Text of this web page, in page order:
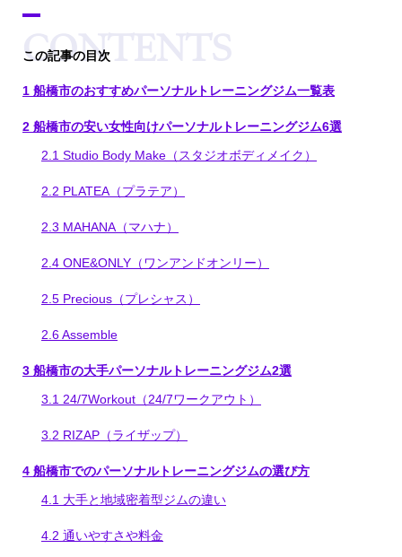
この記事の目次
]1 船橋市のおすすめパーソナルトレーニングジム一覧表
2 船橋市の安い女性向けパーソナルトレーニングジム6選
2.1 Studio Body Make（スタジオボディメイク）
2.2 PLATEA（プラテア）
2.3 MAHANA（マハナ）
2.4 ONE&ONLY（ワンアンドオンリー）
2.5 Precious（プレシャス）
2.6Assemble
3 船橋市の大手パーソナルトレーニングジム2選
3.1 24/7Workout（24/7ワークアウト）
3.2 RIZAP（ライザップ）
4 船橋市でのパーソナルトレーニングジムの選び方
4.1 大手と地域密着型ジムの違い
4.2 通いやすさや料金